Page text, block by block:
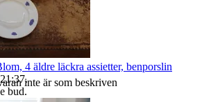
inte är som beskriven
4 äldre läckra assietter, benporslin
.
bud.